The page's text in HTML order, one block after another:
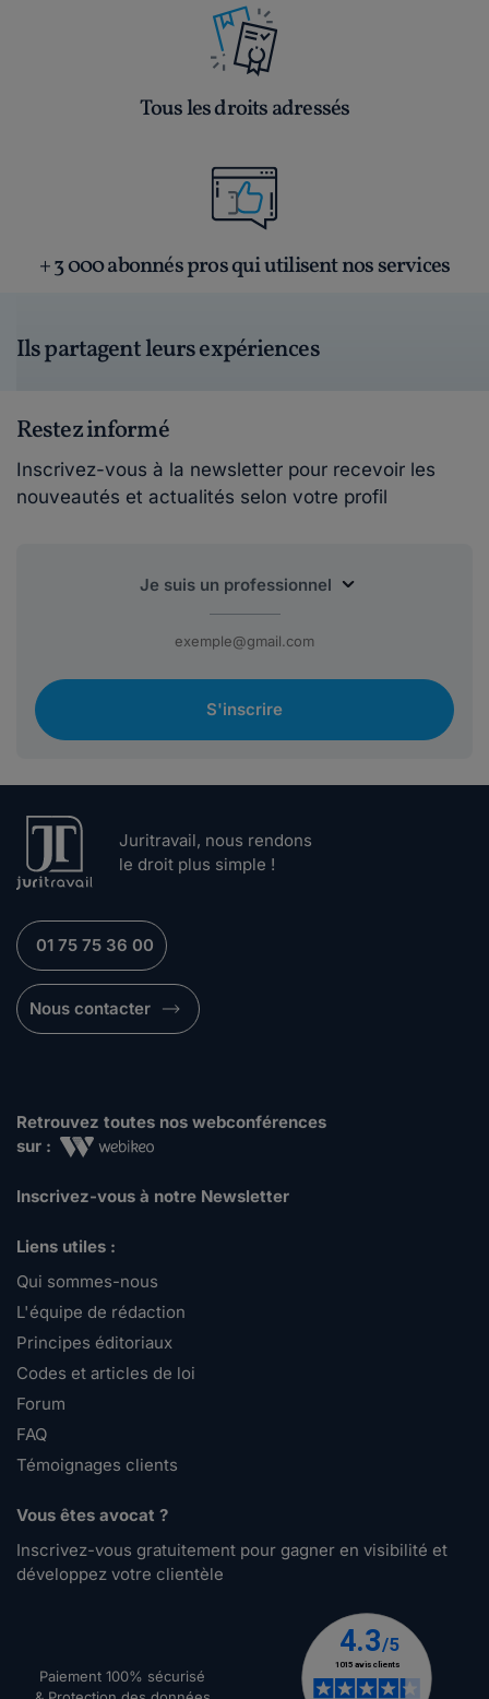
Tous les droits adressés
+ 3 000 abonnés pros qui utilisent nos services
Ils partagent leurs expériences
Restez informé
Inscrivez-vous à la newsletter pour recevoir les
nouveautés et actualités selon votre profil
S'inscrire
Juritravail, nous rendons
le droit plus simple !
01 75 75 36 00
Nous contacter
Retrouvez toutes nos webconférences
sur :
Inscrivez-vous à notre Newsletter
Liens utiles :
Qui sommes-nous
L'équipe de rédaction
Principes éditoriaux
Codes et articles de loi
Forum
FAQ
Témoignages clients
Vous êtes avocat ?
Inscrivez-vous gratuitement pour gagner en visibilité et
développez votre clientèle
Paiement 100% sécurisé